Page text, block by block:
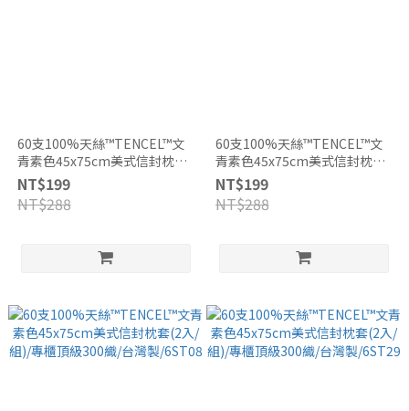
60支100%天絲™TENCEL™文
青素色45x75cm美式信封枕套
(1入)/專櫃頂級300織/台灣
製/6ST09
NT$199
NT$288
60支100%天絲™TENCEL™文
青素色45x75cm美式信封枕套
(1入)/專櫃頂級300織/台灣
製/6ST30
NT$199
NT$288